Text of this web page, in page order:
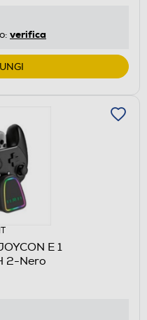
verifica
E 1
CONTROLLER PRO,SWITCH 2-Nero